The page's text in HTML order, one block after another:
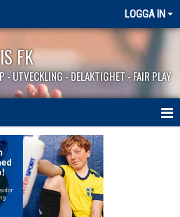
LOGGA IN
FK
- UTVECKLING - DELAKTIGHET - FAIR PLAY